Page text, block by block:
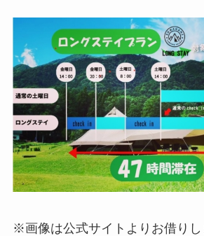
※画像は公式サイトよりお借りし